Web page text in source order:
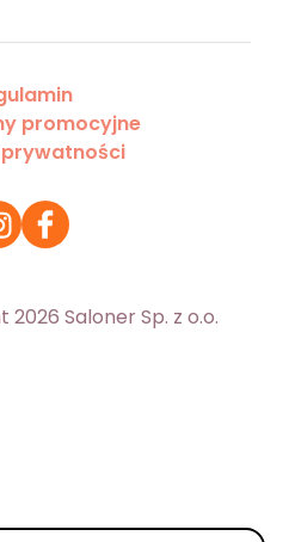
promocyjne
2026 Saloner Sp. z o.o.